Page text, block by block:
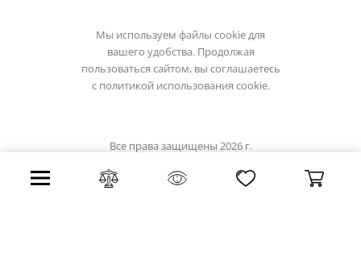
Мы используем файлы cookie для
вашего удобства. Продолжая
пользоваться сайтом, вы соглашаетесь
с политикой использования cookie.
Все права защищены 2026 г.